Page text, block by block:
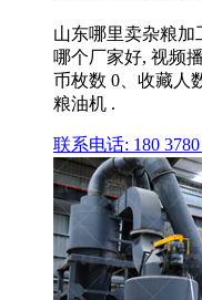
山东哪里卖杂粮加
哪个厂家好, 视频
币枚数 0、收藏人
粮油机 .
联系电话: 180 3780